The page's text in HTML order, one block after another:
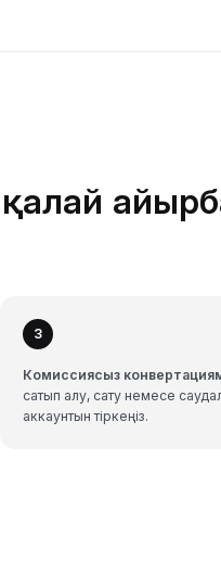
3
Комиссиясыз
сатып алу, сату немесе
аккаунтын тіркеңіз.